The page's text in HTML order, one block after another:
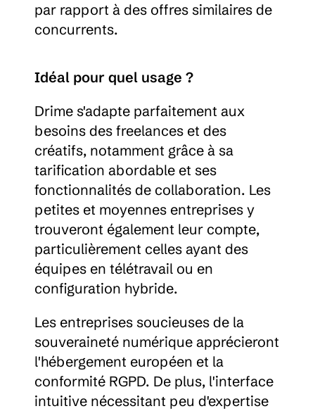
par rapport à des offres similaires de
concurrents.
Idéal pour quel usage ?
Drime s'adapte parfaitement aux
besoins des freelances et des
créatifs, notamment grâce à sa
tarification abordable et ses
fonctionnalités de collaboration. Les
petites et moyennes entreprises y
trouveront également leur compte,
particulièrement celles ayant des
équipes en télétravail ou en
configuration hybride.
Les entreprises soucieuses de la
souveraineté numérique apprécieront
l'hébergement européen et la
conformité RGPD. De plus, l'interface
intuitive nécessitant peu d'expertise